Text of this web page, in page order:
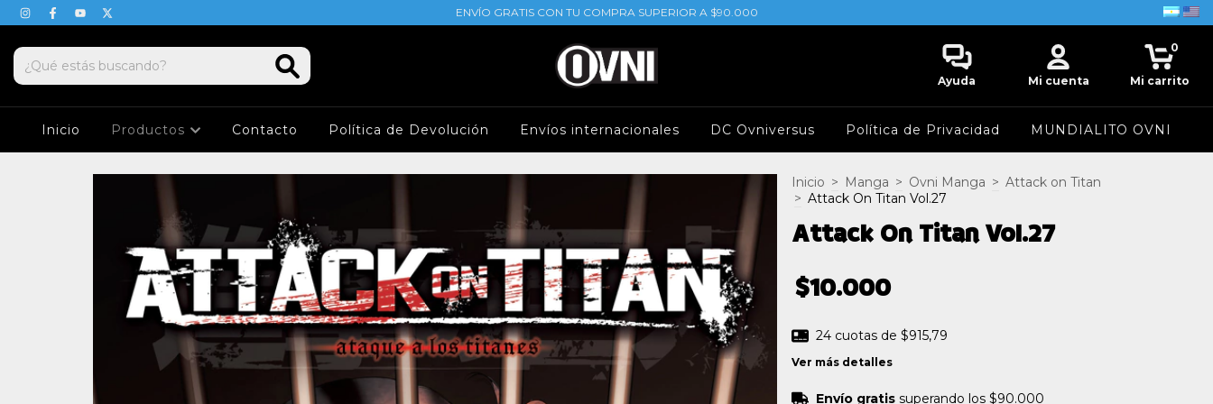
ENVÍO GRATIS CON TU COMPRA SUPERIOR A $90.000
Ayuda Mi cuenta Mi carrito
0
Inicio Productos Contacto Política de Devolución Envíos internacionales DC Ovniversus Política de Privacidad MUNDIALITO OVNI
Inicio > Manga > Ovni Manga > Attack on Titan
> Attack On Titan Vol.27
Attack On Titan Vol.27
$10.000
24 cuotas de $915,79
Ver más detalles
Envío gratis superando los $90.000